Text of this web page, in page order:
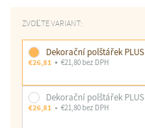
ZVOĽTE VARIANT:
Dekorační polštářek
€26,81
€21,80 bez DPH
Dekorační polštářek
€26,81
€21,80 bez DPH